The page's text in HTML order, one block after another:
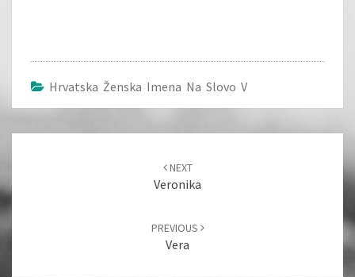
Hrvatska Ženska Imena Na Slovo V
NEXT
Veronika
PREVIOUS
Vera